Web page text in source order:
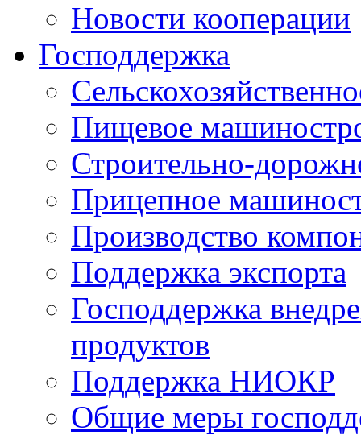
Новости кооперации
Господдержка
Пищевое
Строительно-
Прицепное
Производство
Поддержка экспорта
Господдержка
продуктов
Поддержка НИОКР
Общие меры